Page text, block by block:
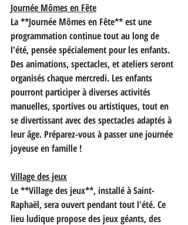
Journée Mômes en Fête
La **Journée Mômes en Fête** est une
programmation continue tout au long de
l'été, pensée spécialement pour les enfants.
Des animations, spectacles, et ateliers seront
organisés chaque mercredi. Les enfants
pourront participer à diverses activités
manuelles, sportives ou artistiques, tout en
se divertissant avec des spectacles adaptés à
leur âge. Préparez-vous à passer une journée
joyeuse en famille !
Village des jeux
Le **Village des jeux**, installé à Saint-
Raphaël, sera ouvert pendant tout l'été. Ce
lieu ludique propose des jeux géants, des